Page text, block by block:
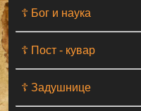
☦ Бог и наука
☦ Пост - кувар
☦ Задушнице